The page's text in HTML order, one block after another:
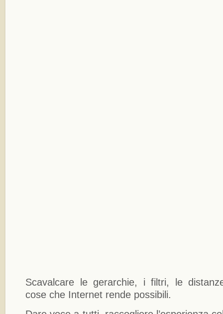
Scavalcare le gerarchie, i filtri, le
cose che Internet rende possibili.